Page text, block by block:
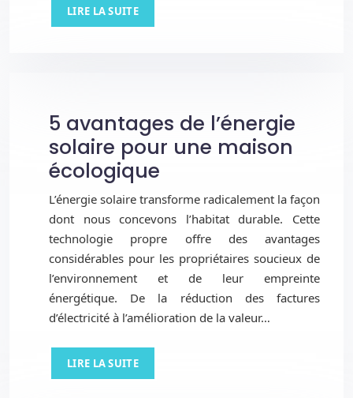
LIRE LA SUITE
5 avantages de l’énergie
solaire pour une maison
écologique
L’énergie solaire transforme radicalement la façon
dont nous concevons l’habitat durable. Cette
technologie propre offre des avantages
considérables pour les propriétaires soucieux de
l’environnement et de leur empreinte
énergétique. De la réduction des factures
d’électricité à l’amélioration de la valeur…
LIRE LA SUITE